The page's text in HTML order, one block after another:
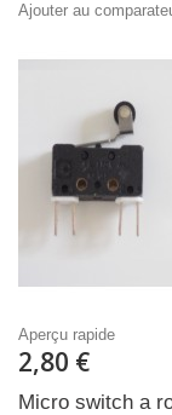
Ajouter au
Aperçu rapide
2,80 €
Micro switch a